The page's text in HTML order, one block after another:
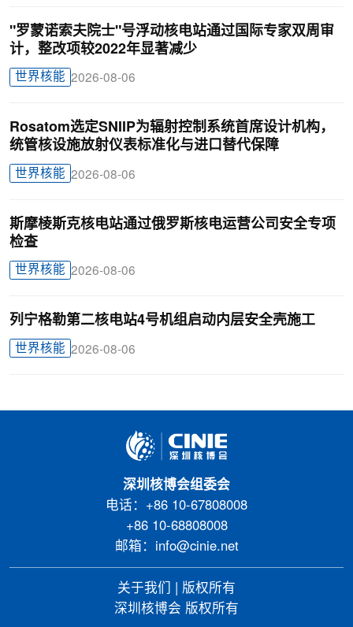
"罗蒙诺索夫院士"号浮动核电站通过国际专家双周审
计，整改项较2022年显著减少
世界核能 2026-08-06
Rosatom选定SNIIP为辐射控制系统首席设计机构，
统管核设施放射仪表标准化与进口替代保障
世界核能 2026-08-06
斯摩棱斯克核电站通过俄罗斯核电运营公司安全专项
检查
世界核能 2026-08-06
列宁格勒第二核电站4号机组启动内层安全壳施工
世界核能 2026-08-06
深圳核博会组委会
电话：+86 10-67808008
+86 10-68808008
邮箱：info@cinie.net
关于我们
版权所有
深圳核博会 版权所有